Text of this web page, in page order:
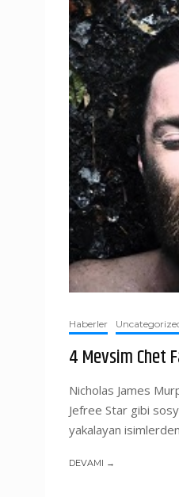
Haberler
4 Mevsim Chet
Nicholas James
Jefree Star gibi
yakalayan
DEVAMI →